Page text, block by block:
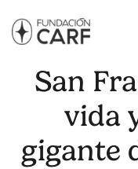
San
vida
gigante